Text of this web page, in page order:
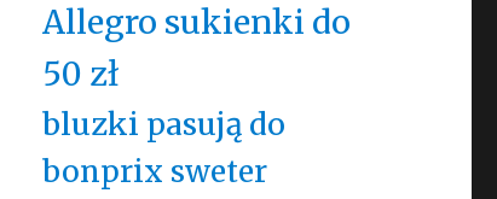
Allegro sukienki do
50 zł
bluzki pasują do
bonprix sweter